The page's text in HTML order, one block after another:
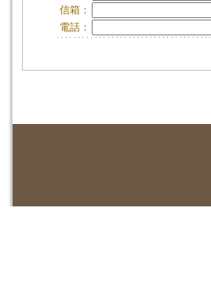
信箱：
電話：